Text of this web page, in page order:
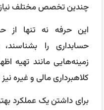
چندین تخصص مختلف نیاز
این حرفه نه تنها از
حسابداری را
زمینه‌هایی مانند تهیه
کلاهبرداری مالی و غیره نیز
برای داشتن یک عملکرد